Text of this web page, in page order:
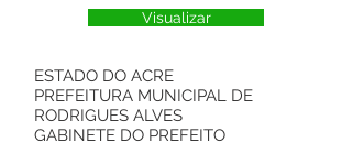
Visualizar
ESTADO DO ACRE
PREFEITURA MUNICIPAL DE
RODRIGUES ALVES
GABINETE DO PREFEITO